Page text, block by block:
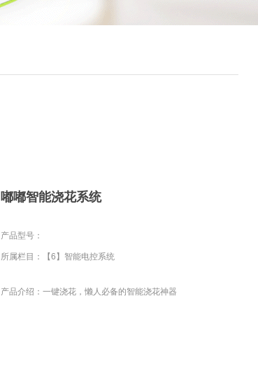
嘟嘟智能浇花系统
产品型号：
所属栏目：【6】智能电控系统
产品介绍：一键浇花，懒人必备的智能浇花神器